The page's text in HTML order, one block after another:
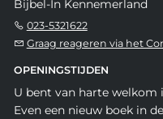
Bijbel-In Kennemerland
023-5321622
Graag reageren via het
OPENINGSTIJDEN
U bent van harte welkom
Even een nieuw boek in